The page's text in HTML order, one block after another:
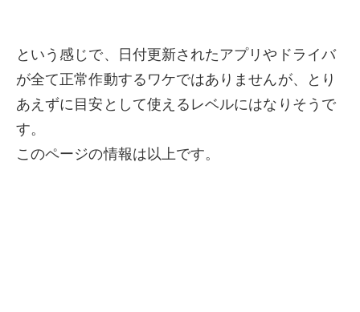
という感じで、日付更新されたアプリやドライバ
が全て正常作動するワケではありませんが、とり
あえずに目安として使えるレベルにはなりそうで
す。
このページの情報は以上です。